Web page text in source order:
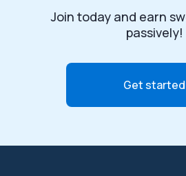
Join today and earn
passively!
Get started